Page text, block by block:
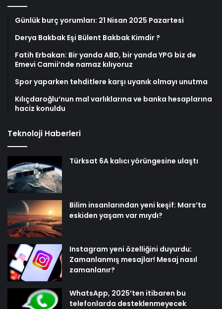
Günlük burç yorumları: 21 Nisan 2025 Pazartesi
Derya Bakbak Eşi Bülent Bakbak Kimdir ?
Fatih Erbakan: Bir yanda ABD, bir yanda YPG biz de
Emevi Camii’nde namaz kılıyoruz
Spor yaparken tehditlere karşı uyanık olmayı unutma
Kılıçdaroğlu’nun mal varlıklarına ve banka hesaplarına
haciz konuldu
Teknoloji Haberleri
Türksat 6A kalıcı yörüngesine ulaştı
Bilim insanlarından yeni keşif: Mars’ta
eskiden yaşam var mıydı?
Instagram yeni özelliğini duyurdu:
Zamanlanmış mesajlar! Mesaj nasıl
zamanlanır?
WhatsApp, 2025’ten itibaren bu
telefonlarda desteklenmeyecek